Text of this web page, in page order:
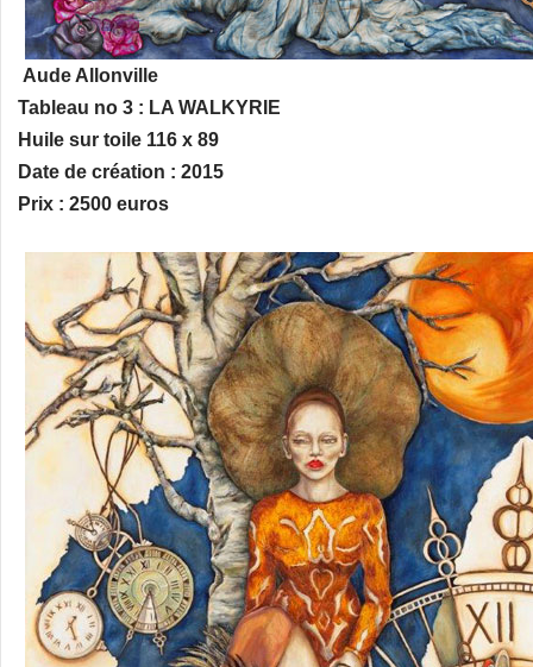
Aude Allonville
Tableau no 3 : LA WALKYRIE
Huile sur toile 116 x 89
Date de création : 2015
Prix : 2500 euros